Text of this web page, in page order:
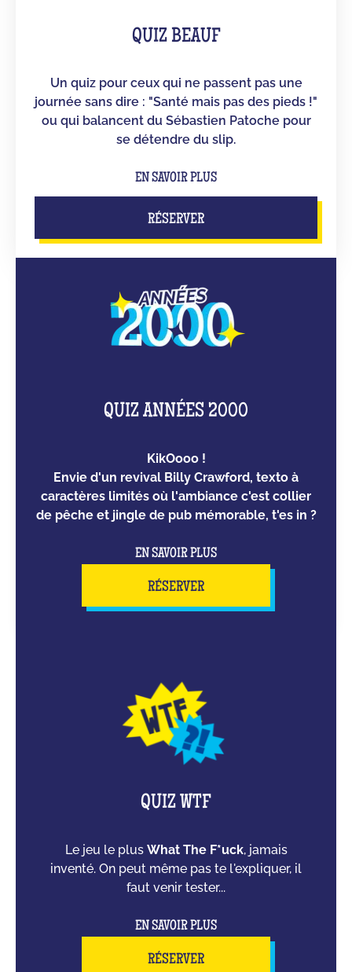
QUIZ BEAUF
Un quiz pour ceux qui ne passent pas une
journée sans dire : "Santé mais pas des pieds !"
ou qui balancent du Sébastien Patoche pour
se détendre du slip.
EN SAVOIR PLUS
RÉSERVER
QUIZ ANNÉES 2000
KikOooo !
Envie d'un revival Billy Crawford, texto à
caractères limités où l'ambiance c'est collier
de pêche et jingle de pub mémorable, t'es in ?
EN SAVOIR PLUS
RÉSERVER
QUIZ WTF
Le jeu le plus What The F*uck, jamais
inventé. On peut même pas te l'expliquer, il
faut venir tester...
EN SAVOIR PLUS
RÉSERVER